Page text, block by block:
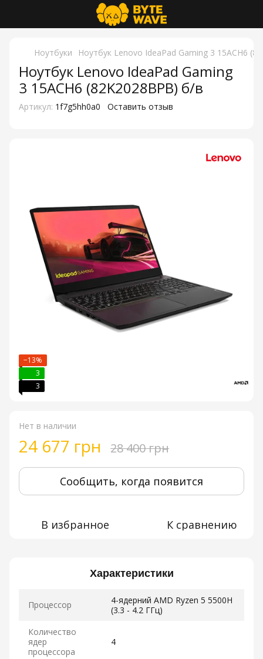
Ноутбуки Ноутбук Lenovo IdeaPad Gaming 3 15ACH6
Ноутбук Lenovo IdeaPad Gaming
3 15ACH6 (82K2028BPB) б/в
Артикул: 1f7g5hh0a0 Оставить отзыв
−13%
3
3
Нет в наличии
24 677 грн 28 400 грн
Сообщить, когда появится
В избранное К сравнению
Характеристики
Процессор
4-ядерний AMD Ryzen 5 5500H
(3.3 - 4.2 ГГц)
Количество
ядер
процессора
4